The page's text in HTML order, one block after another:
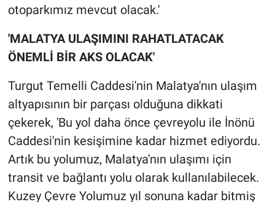
otoparkımız mevcut olacak.'
'MALATYA ULAŞIMINI RAHATLATACAK
ÖNEMLİ BİR AKS OLACAK'
Turgut Temelli Caddesi'nin Malatya'nın ulaşım
altyapısının bir parçası olduğuna dikkati
çekerek, 'Bu yol daha önce çevreyolu ile İnönü
Caddesi'nin kesişimine kadar hizmet ediyordu.
Artık bu yolumuz, Malatya'nın ulaşımı için
transit ve bağlantı yolu olarak kullanılabilecek.
Kuzey Çevre Yolumuz yıl sonuna kadar bitmiş